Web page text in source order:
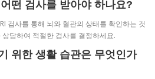
떤 검사를 받아야 하나요?
검사를 통해 뇌와 혈관의 상태를 확인하는 것
담하여 적절한 검사를 결정하세요.
위한 생활 습관은 무엇인가